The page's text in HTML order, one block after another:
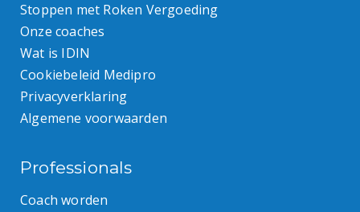
Stoppen met Roken Vergoeding
Onze coaches
Wat is IDIN
Cookiebeleid Medipro
Privacyverklaring
Algemene voorwaarden
Professionals
Coach worden